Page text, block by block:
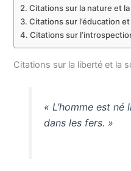
Citations sur la nature et
Citations sur l’éducation et
Citations sur
Citations sur la liberté et la
« L’homme est
dans les fers. »